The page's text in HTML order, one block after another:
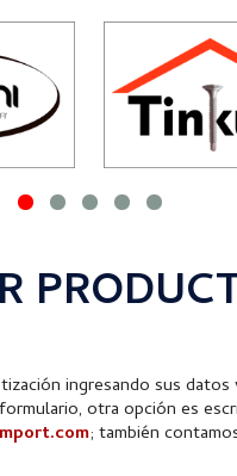
ingresando sus datos
otra opción es
; también